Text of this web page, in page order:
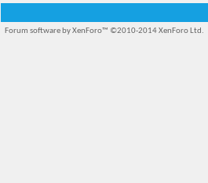
Forum software by XenForo™ ©2010-2014 XenForo Ltd.